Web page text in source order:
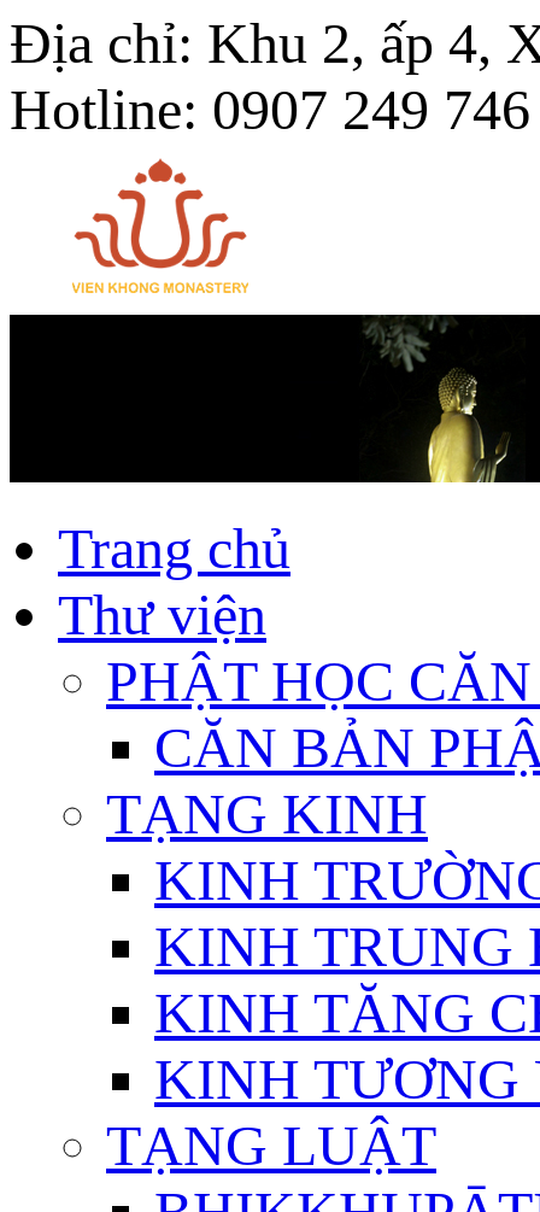
Địa chỉ: Khu 2, ấp 4,
Hotline: 0907 249 746
Trang chủ
Thư viện
PHẬT HỌC
CĂN BẢN
TẠNG KINH
KINH
KINH TRUNG
KINH TĂNG
KINH TƯƠNG
TẠNG LUẬT